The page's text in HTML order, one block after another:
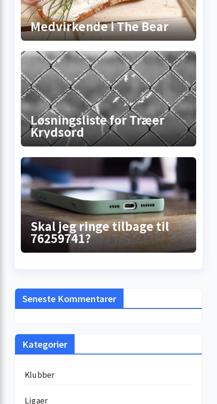
Medvirkende i The Bear
Løsningsliste for Træer
Krydsord
Skal jeg ringe tilbage til
76259741?
Seneste Kommentarer
Kategorier
Klubber
Ligaer